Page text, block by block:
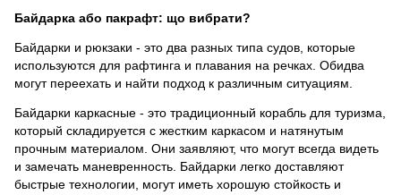
Байдарка або пакрафт: що вибрати?
Байдарки и рюкзаки - это два разных типа судов, которые
используются для рафтинга и плавания на речках. Обидва
могут переехать и найти подход к различным ситуациям.
Байдарки каркасные - это традиционный корабль для туризма,
который складируется с жестким каркасом и натянутым
прочным материалом. Они заявляют, что могут всегда видеть
и замечать маневренность. Байдарки легко доставляют
быстрые технологии, могут иметь хорошую стойкость и